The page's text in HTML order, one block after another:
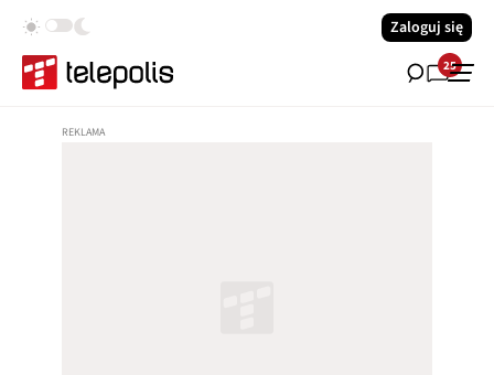
Zaloguj się
25